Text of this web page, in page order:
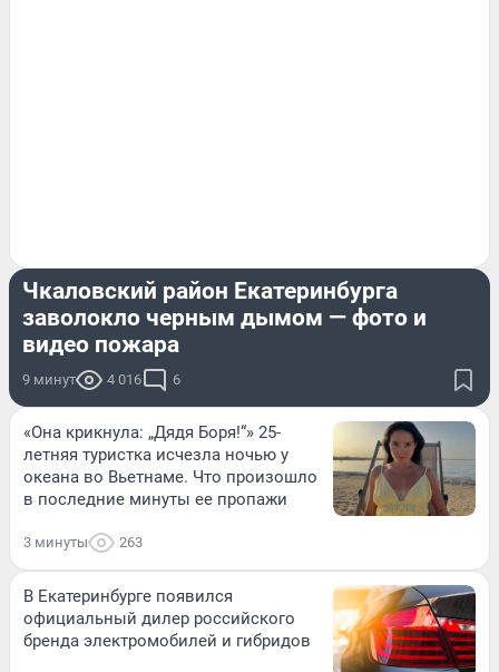
Чкаловский район Екатеринбурга
заволокло черным дымом — фото и
видео пожара
9 минут 4 016 6
«Она крикнула: „Дядя Боря!“» 25-
летняя туристка исчезла ночью у
океана во Вьетнаме. Что произошло
в последние минуты ее пропажи
3 минуты 263
В Екатеринбурге появился
официальный дилер российского
бренда электромобилей и гибридов